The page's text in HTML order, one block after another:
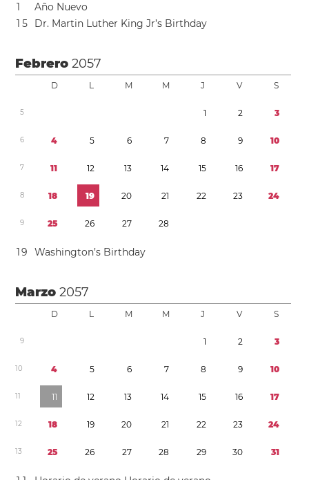
1
Año Nuevo
1 5 Dr. Martin Luther King Jr’s Birthday
Febrero2057
D L M M J V S
5 1 2 3
6 4 5 6 7 8 9 10
7 11 12 13 14 15 16 17
8 18 19 20 21 22 23 24
9 25 26 27 28
19 Washington’s Birthday
Marzo2057
D L M M J V S
9 1 2 3
10 4 5 6 7 8 9 10
11 11 12 13 14 15 16 17
12 18 19 20 21 22 23 24
13 25 26 27 28 29 30 31